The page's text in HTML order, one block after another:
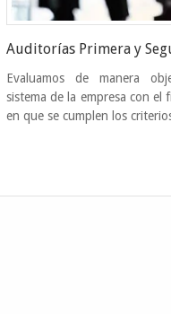
de alimentos
cadena alimentaria
Auditorías Primera y
Evaluamos de manera
sistema de la empresa con
en que se cumplen los